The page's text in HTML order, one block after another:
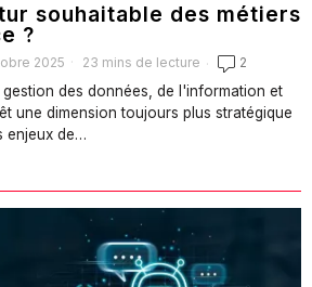
souhaitable des métiers
?
2025 23 mins de lecture 2
des données, de l'information et
une dimension toujours plus stratégique
enjeux de…